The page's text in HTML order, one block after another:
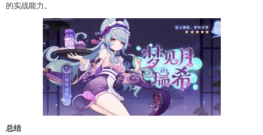
的实战能力。
总结